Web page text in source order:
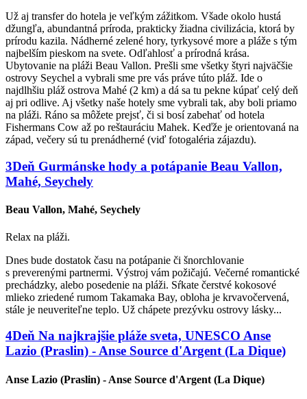
Už aj transfer do hotela je veľkým zážitkom. Všade okolo hustá
džungľa, abundantná príroda, prakticky žiadna civilizácia, ktorá by
prírodu kazila. Nádherné zelené hory, tyrkysové more a pláže s tým
najbelším pieskom na svete. Odľahlosť a prírodná krása.
Ubytovanie na pláži Beau Vallon. Prešli sme všetky štyri najväčšie
ostrovy Seychel a vybrali sme pre vás práve túto pláž. Ide o
najdlhšiu pláž ostrova Mahé (2 km) a dá sa tu pekne kúpať celý deň
aj pri odlive. Aj všetky naše hotely sme vybrali tak, aby boli priamo
na pláži. Ráno sa môžete prejsť, či si bosí zabehať od hotela
Fishermans Cow až po reštauráciu Mahek. Keďže je orientovaná na
západ, večery sú tu prenádherné (viď fotogaléria zájazdu).
3Deň Gurmánske hody a potápanie Beau Vallon,
Mahé, Seychely
Beau Vallon, Mahé, Seychely
Relax na pláži.
Dnes bude dostatok času na potápanie či šnorchlovanie
s preverenými partnermi. Výstroj vám požičajú. Večerné romantické
prechádzky, alebo posedenie na pláži. Sŕkate čerstvé kokosové
mlieko zriedené rumom Takamaka Bay, obloha je krvavočervená,
stále je neuveriteľne teplo. Už chápete prezývku ostrovy lásky...
4Deň Na najkrajšie pláže sveta, UNESCO Anse
Lazio (Praslin) - Anse Source d'Argent (La Dique)
Anse Lazio (Praslin) - Anse Source d'Argent (La Dique)